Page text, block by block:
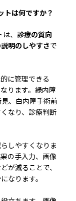
トは何ですか？
、 診療の質向
明のしやすさで
に管理できる
ります。緑内障
、白内障手術前
なり、診療判断
しやすくなりま
の手入力、画像
が減ることで、
なります。